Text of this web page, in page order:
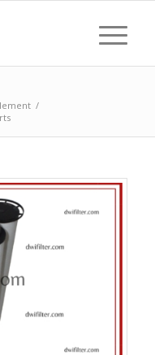
/